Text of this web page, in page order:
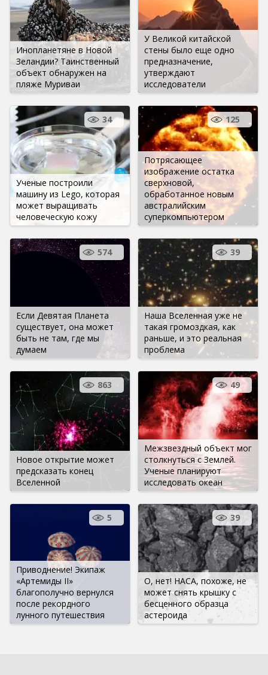
Инопланетяне в Новой
Зеландии? Таинственный
объект обнаружен на
пляже Муриваи
У Великой китайской
стены было еще одно
предназначение,
утверждают
исследователи
Ученые построили
машину из Lego, которая
может выращивать
человеческую кожу
34
Потрясающее
изображение остатка
сверхновой,
обработанное новым
австралийским
суперкомпьютером
125
Если Девятая Планета
существует, она может
быть не там, где мы
думаем
574
Наша Вселенная уже не
такая громоздкая, как
раньше, и это реальная
проблема
39
Новое открытие может
предсказать конец
Вселенной
863
Межзвездный объект мог
столкнуться с Землей.
Ученые планируют
исследовать океан
49
Приводнение! Экипаж
«Артемиды II»
благополучно вернулся
после рекордного
лунного путешествия
5
О, нет! НАСА, похоже, не
может снять крышку с
бесценного образца
астероида
39